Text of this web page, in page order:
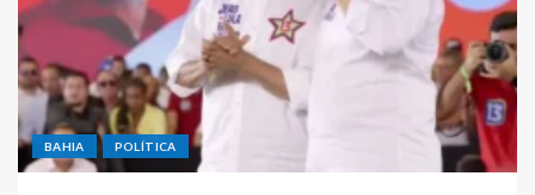
BAHIA POLÍTICA